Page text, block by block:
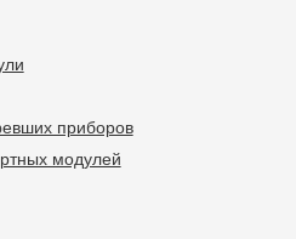
приборов
модулей